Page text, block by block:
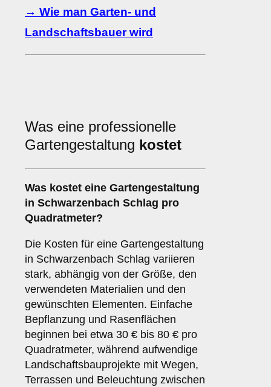
→ Wie man Garten- und
Landschaftsbauer wird
Was eine professionelle
Gartengestaltung kostet
Was kostet eine Gartengestaltung
in Schwarzenbach Schlag pro
Quadratmeter?
Die Kosten für eine Gartengestaltung
in Schwarzenbach Schlag variieren
stark, abhängig von der Größe, den
verwendeten Materialien und den
gewünschten Elementen. Einfache
Bepflanzung und Rasenflächen
beginnen bei etwa 30 € bis 80 € pro
Quadratmeter, während aufwendige
Landschaftsbauprojekte mit Wegen,
Terrassen und Beleuchtung zwischen